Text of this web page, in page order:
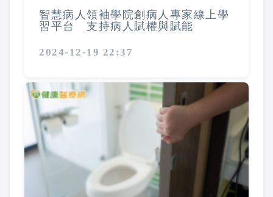
智慧病人領袖學院創病人專家線上學
習平台 支持病人賦權與賦能
2024-12-19 22:37